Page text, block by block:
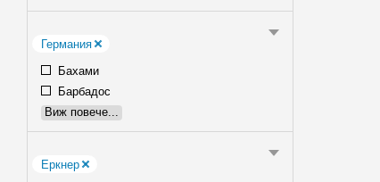
Германия
Бахами
Барбадос
Виж повече...
Еркнер